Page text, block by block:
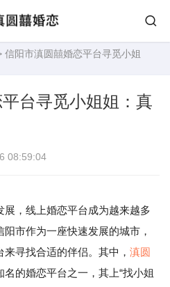
信阳市滇圆囍婚恋平台寻觅小姐
台寻觅小姐姐：真
08:59:04
展，线上婚恋平台成为越来越多
市作为一座快速发展的城市，
寻找合适的伴侣。其中， 滇圆
的婚恋平台之一，其上“找小姐